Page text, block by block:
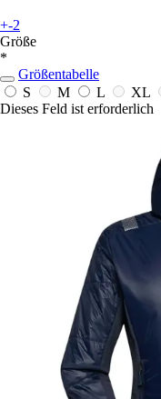
+-2
Größe
*
Größentabelle
S
M L XL
Dieses Feld ist erforderlich